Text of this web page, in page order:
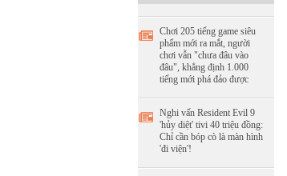
Chơi 205 tiếng game siêu
phẩm mới ra mắt, người
chơi vẫn "chưa đâu vào
đâu", khẳng định 1.000
tiếng mới phá đảo được
Nghi vấn Resident Evil 9
'hủy diệt' tivi 40 triệu đồng:
Chỉ cần bóp cò là màn hình
'đi viện'!